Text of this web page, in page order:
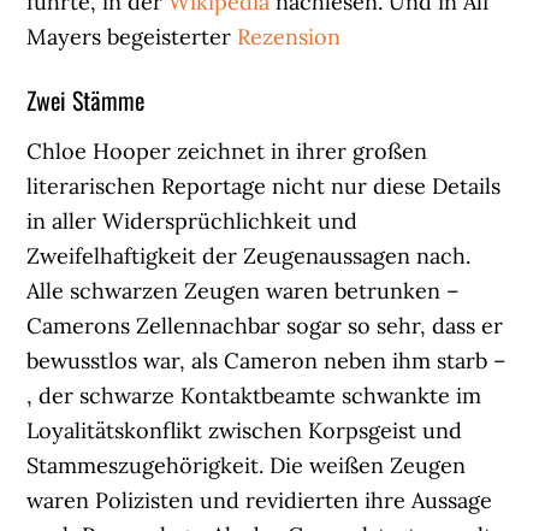
Mayers begeisterter Rezension
Zwei Stämme
Chloe Hooper zeichnet in ihrer großen
literarischen Reportage nicht nur diese Details
in aller Widersprüchlichkeit und
Zweifelhaftigkeit der Zeugenaussagen nach.
Alle schwarzen Zeugen waren betrunken –
Camerons Zellennachbar sogar so sehr, dass er
bewusstlos war, als Cameron neben ihm starb –
, der schwarze Kontaktbeamte schwankte im
Loyalitätskonflikt zwischen Korpsgeist und
Stammeszugehörigkeit. Die weißen Zeugen
waren Polizisten und revidierten ihre Aussage